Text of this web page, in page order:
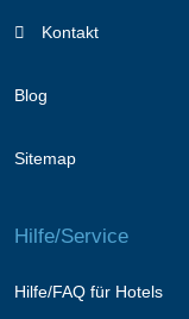
Kontakt
Blog
Sitemap
Hilfe/Service
Hilfe/FAQ für Hotels